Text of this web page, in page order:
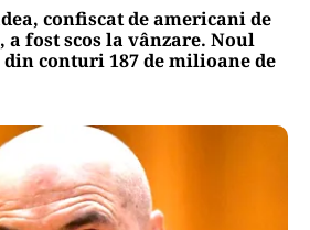
confiscat de americani de
fost scos la vânzare. Noul
conturi 187 de milioane de